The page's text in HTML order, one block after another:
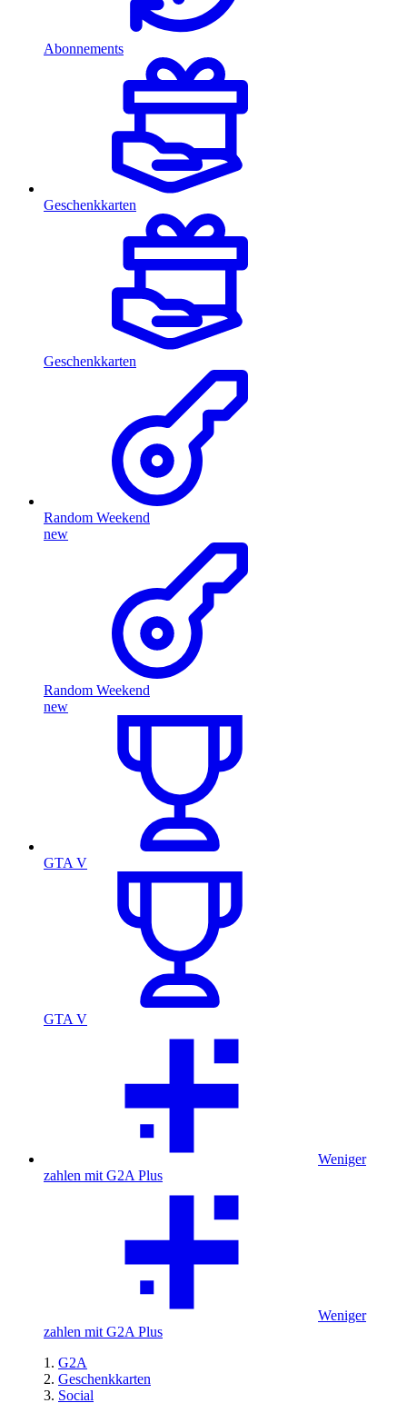
Abonnements
Geschenkkarten
Geschenkkarten
Random Weekend
new
Random Weekend
new
GTA V
GTA V
Weniger
zahlen mit G2A Plus
Weniger
zahlen mit G2A Plus
G2A
Geschenkkarten
Social